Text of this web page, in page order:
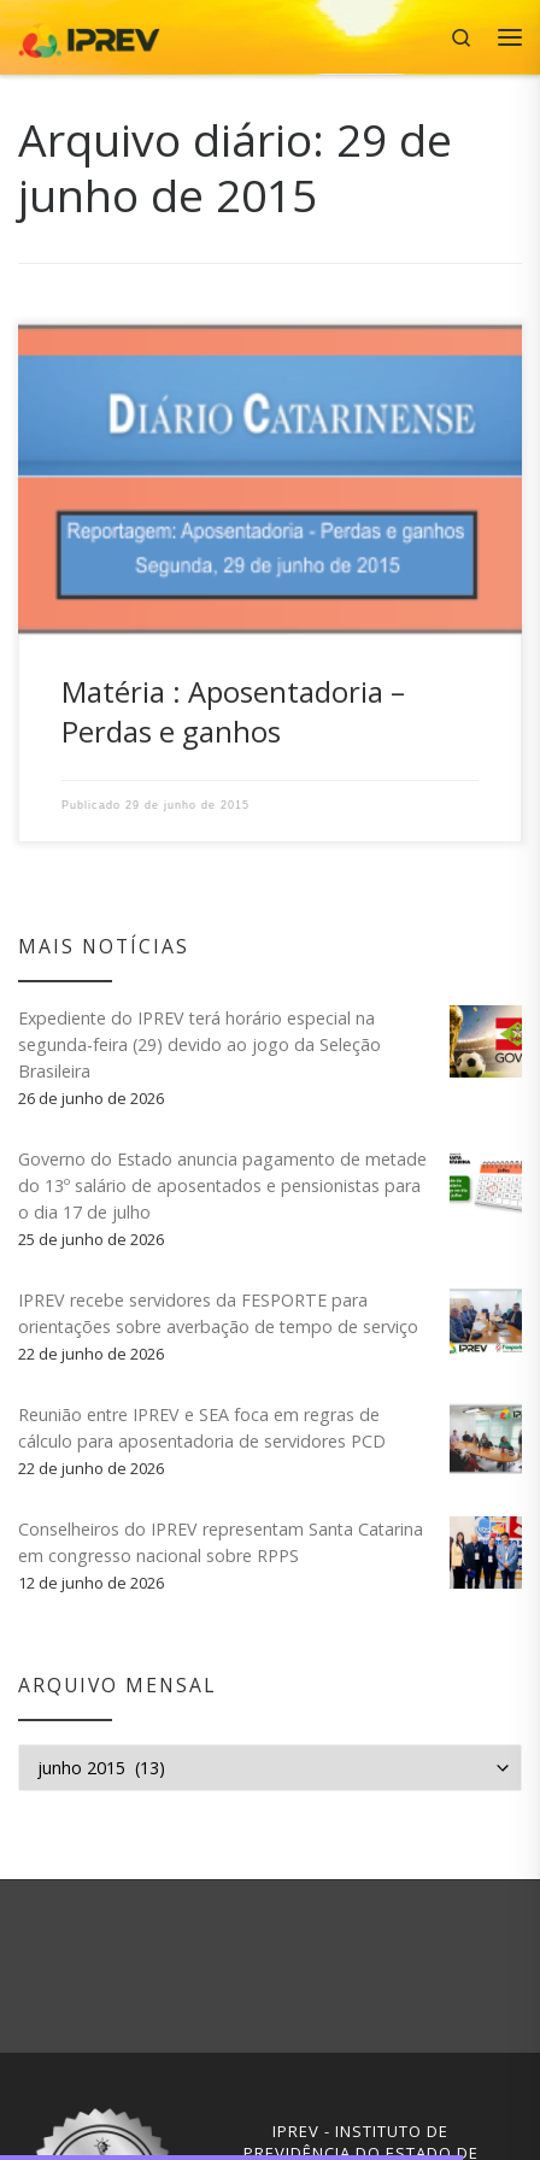
Skip to content
Search
Arquivo diário: 29 de
junho de 2015
Matéria : Aposentadoria –
Perdas e ganhos
Publicado 29 de junho de 2015
MAIS NOTÍCIAS
Expediente do IPREV terá horário especial na
segunda-feira (29) devido ao jogo da Seleção
Brasileira
26 de junho de 2026
Governo do Estado anuncia pagamento de metade
do 13º salário de aposentados e pensionistas para
o dia 17 de julho
25 de junho de 2026
IPREV recebe servidores da FESPORTE para
orientações sobre averbação de tempo de serviço
22 de junho de 2026
Reunião entre IPREV e SEA foca em regras de
cálculo para aposentadoria de servidores PCD
22 de junho de 2026
Conselheiros do IPREV representam Santa Catarina
em congresso nacional sobre RPPS
12 de junho de 2026
ARQUIVO MENSAL
IPREV - INSTITUTO DE
PREVIDÊNCIA DO ESTADO DE